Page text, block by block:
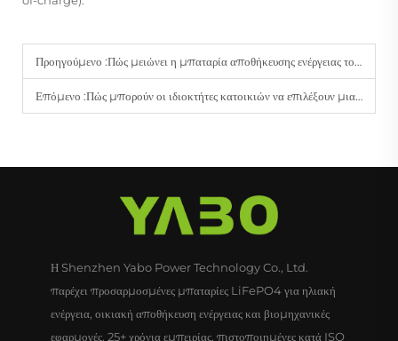
Προηγούμενο :Πώς μειώνει η μπαταρία αποθήκευσης ενέργειας το κόστος ενέργειας για μεγάλα κτίρια;
Επόμενο :Πώς μπορούν οι ιδιοκτήτες κατοικιών να επιλέξουν μια μπαταρία αποθήκευσης ενέργειας για καθημερινές ανάγκες αντικατάστασης;
Η Shenzhen Yabo Power Technology Co., Ltd.
παρέχει προσαρμοσμένες μπαταρίες LiFePO4 για ηλιακή
ενέργεια, οικιακή αποθήκευση ενέργειας και βιομηχανικές
εφαρμογές. 25+ χρόνια εμπειρίας, πιστοποιημένες κατά ISO